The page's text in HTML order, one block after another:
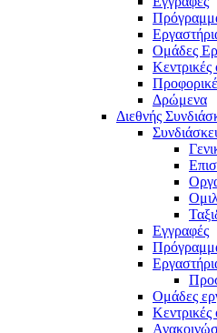
Ομάδες
Κεντρικές
Δρώμενα
Διεθνής
Εγγραφές
Ομάδες
Κεντρικές